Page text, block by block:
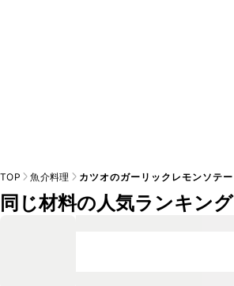
TOP 魚介料理 カツオのガーリックレモンソテー
同じ材料の人気ランキング